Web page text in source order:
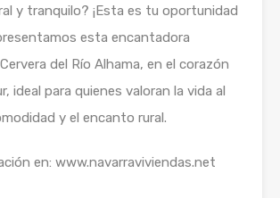
y tranquilo? ¡Esta es tu oportunidad
esta encantadora
del Río Alhama, en el corazón
ideal para quienes valoran la vida al
y el encanto rural.
en: www.navarraviviendas.net